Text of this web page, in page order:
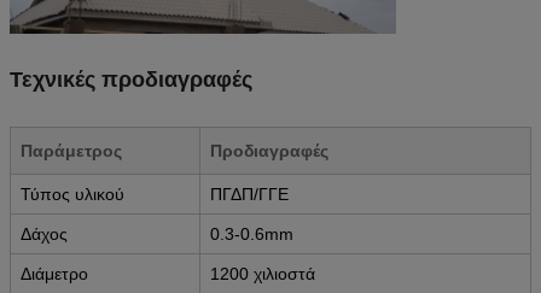
Τεχνικές προδιαγραφές
Παράμετρος Προδιαγραφές
Τύπος υλικού ΠΓΔΠ/ΓΓΕ
Δάχος 0.3-0.6mm
Διάμετρο 1200 χιλιοστά